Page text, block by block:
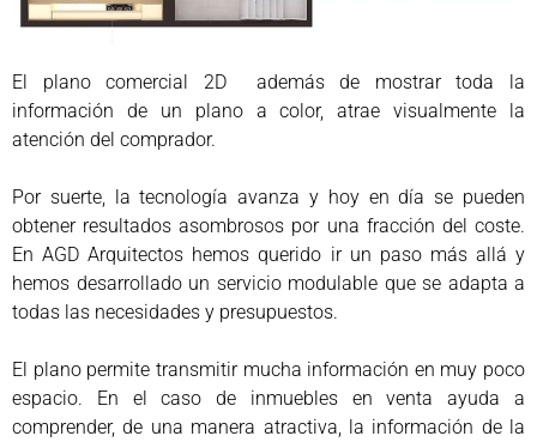
El plano comercial 2D además de mostrar toda la
información de un plano a color, atrae visualmente la
atención del comprador.
Por suerte, la tecnología avanza y hoy en día se pueden
obtener resultados asombrosos por una fracción del coste.
En AGD Arquitectos hemos querido ir un paso más allá y
hemos desarrollado un servicio modulable que se adapta a
todas las necesidades y presupuestos.
El plano permite transmitir mucha información en muy poco
espacio. En el caso de inmuebles en venta ayuda a
comprender, de una manera atractiva, la información de la